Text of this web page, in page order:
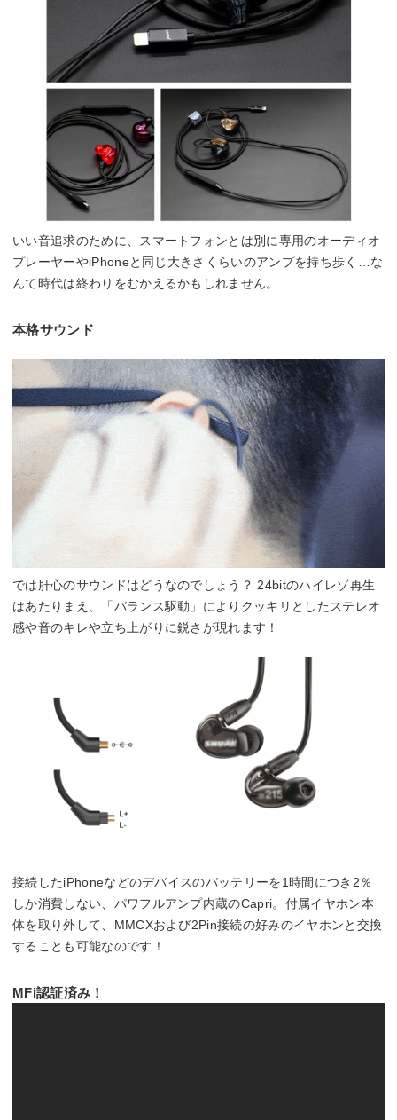
いい音追求のために、スマートフォンとは別に専用のオーディオ
プレーヤーやiPhoneと同じ大きさくらいのアンプを持ち歩く…な
んて時代は終わりをむかえるかもしれません。
本格サウンド
では肝心のサウンドはどうなのでしょう？ 24bitのハイレゾ再生
はあたりまえ、「バランス駆動」によりクッキリとしたステレオ
感や音のキレや立ち上がりに鋭さが現れます！
接続したiPhoneなどのデバイスのバッテリーを1時間につき2％
しか消費しない、パワフルアンプ内蔵のCapri。付属イヤホン本
体を取り外して、MMCXおよび2Pin接続の好みのイヤホンと交換
することも可能なのです！
MFi認証済み！